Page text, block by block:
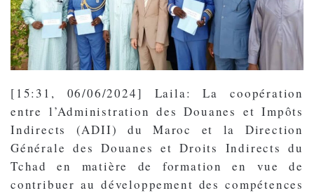
[15:31, 06/06/2024] Laila: La coopération
entre l’Administration des Douanes et Impôts
Indirects (ADII) du Maroc et la Direction
Générale des Douanes et Droits Indirects du
Tchad en matière de formation en vue de
contribuer au développement des compétences